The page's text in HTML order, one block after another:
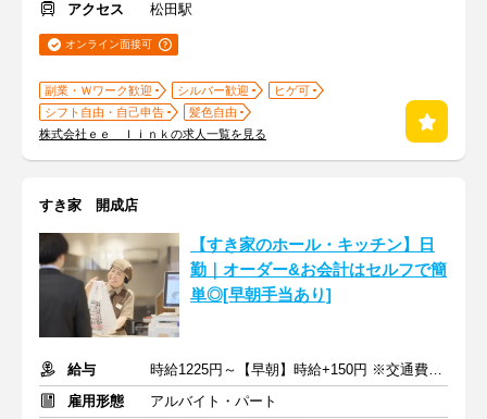
アクセス
松田駅
オンライン面接可
副業・Ｗワーク歓迎 シルバー歓迎
ヒゲ可
シフト自由・自己申告
髪色自由
株式会社ｅｅ ｌｉｎｋの求人一覧を見る
すき家 開成店
【すき家のホール・キッチン】日
勤｜オーダー&お会計はセルフで簡
単◎[早朝手当あり]
給与
時給1225円～【早朝】時給+150円 ※交通費支給
雇用形態
アルバイト・パート